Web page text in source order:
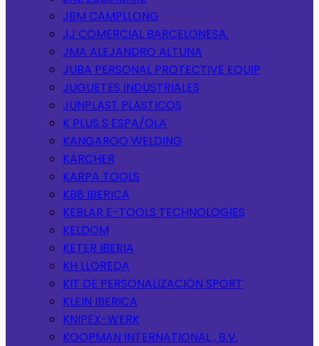
JBM CAMPLLONG
JJ COMERCIAL BARCELONESA.
JMA ALEJANDRO ALTUNA
JUBA PERSONAL PROTECTIVE EQUIP
JUGUETES INDUSTRIALES
JUNPLAST PLASTICOS
K PLUS S ESPA/OLA
KANGAROO WELDING
KARCHER
KARPA TOOLS
KB8 IBERICA
KEBLAR E-TOOLS TECHNOLOGIES
KELDOM
KETER IBERIA
KH LLOREDA
KIT DE PERSONALIZACIÓN SPORT
KLEIN IBERICA
KNIPEX-WERK
KOOPMAN INTERNATIONAL , B.V.